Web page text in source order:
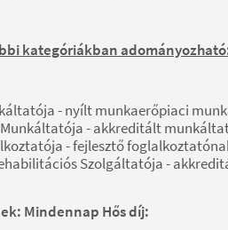
kategóriákban
- nyílt munkaerőpiaci
- akkreditált
- fejlesztő
Szolgáltatója -
Mindennap Hős díj: